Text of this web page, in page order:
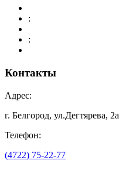
:
:
Контакты
Адрес:
г. Белгород, ул.Дегтярева, 2а
Телефон:
(4722) 75-22-77